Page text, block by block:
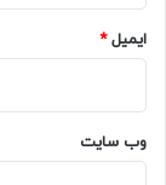
ایمیل*
وب‌ سایت